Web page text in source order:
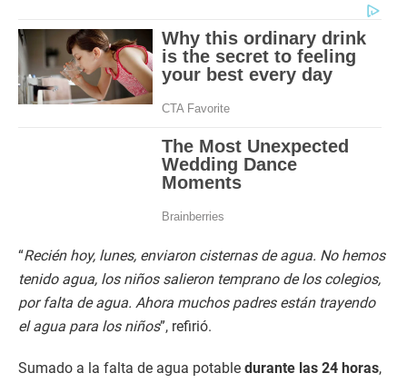
“Recién hoy, lunes, enviaron cisternas de agua. No hemos
tenido agua, los niños salieron temprano de los colegios,
por falta de agua. Ahora muchos padres están trayendo
el agua para los niños”, refirió.
Sumado a la falta de agua potable durante las 24 horas,